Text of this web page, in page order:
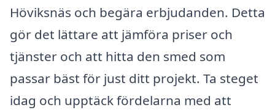
Höviksnäs och begära erbjudanden. Detta
gör det lättare att jämföra priser och
tjänster och att hitta den smed som
passar bäst för just ditt projekt. Ta steget
idag och upptäck fördelarna med att